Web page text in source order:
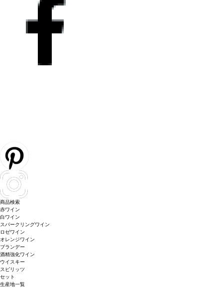
商品検索
赤ワイン
白ワイン
スパークリングワイン
ロゼワイン
オレンジワイン
ブランデー
酒精強化ワイン
ウイスキー
スピリッツ
セット
生産地一覧